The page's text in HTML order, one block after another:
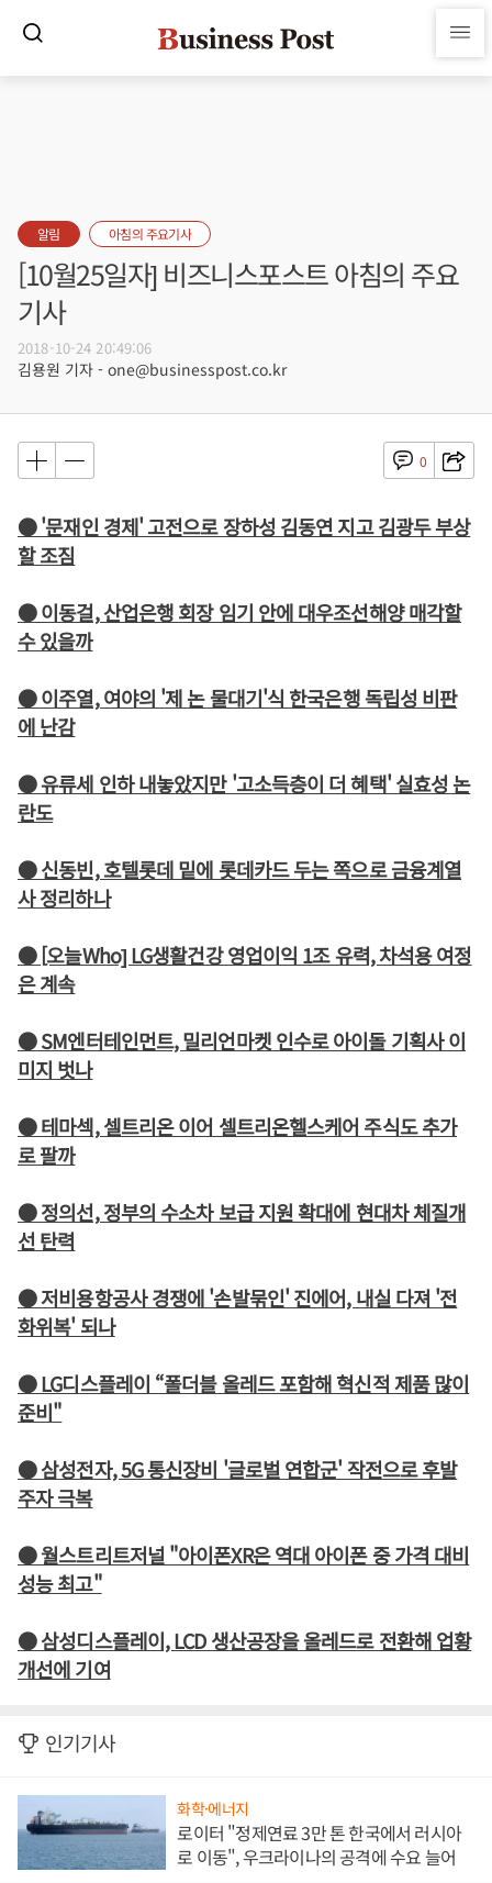
알림 아침의 주요기사
[10월25일자] 비즈니스포스트 아침의 주요
기사
2018-10-24 20:49:06
김용원 기자 - one@businesspost.co.kr
0
● '문재인 경제' 고전으로 장하성 김동연 지고 김광두 부상
할 조짐
● 이동걸, 산업은행 회장 임기 안에 대우조선해양 매각할
수 있을까
● 이주열, 여야의 '제 논 물대기'식 한국은행 독립성 비판
에 난감
● 유류세 인하 내놓았지만 '고소득층이 더 혜택' 실효성 논
란도
● 신동빈, 호텔롯데 밑에 롯데카드 두는 쪽으로 금융계열
사 정리하나
● [오늘Who] LG생활건강 영업이익 1조 유력, 차석용 여정
은 계속
● SM엔터테인먼트, 밀리언마켓 인수로 아이돌 기획사 이
미지 벗나
● 테마섹, 셀트리온 이어 셀트리온헬스케어 주식도 추가
로 팔까
● 정의선, 정부의 수소차 보급 지원 확대에 현대차 체질개
선 탄력
● 저비용항공사 경쟁에 '손발묶인' 진에어, 내실 다져 '전
화위복' 되나
● LG디스플레이 “폴더블 올레드 포함해 혁신적 제품 많이
준비"
● 삼성전자, 5G 통신장비 '글로벌 연합군' 작전으로 후발
주자 극복
● 월스트리트저널 "아이폰XR은 역대 아이폰 중 가격 대비
성능 최고"
● 삼성디스플레이, LCD 생산공장을 올레드로 전환해 업황
개선에 기여
인기기사
화학·에너지
로이터 "정제연료 3만 톤 한국에서 러시아
로 이동", 우크라이나의 공격에 수요 늘어